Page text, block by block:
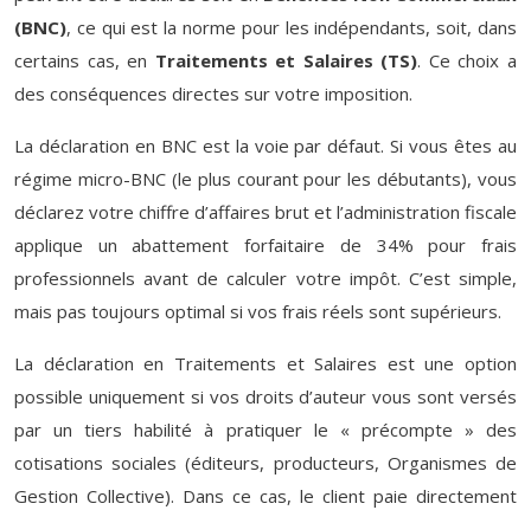
(BNC), ce qui est la norme pour les indépendants, soit, dans
certains cas, en Traitements et Salaires (TS). Ce choix a
des conséquences directes sur votre imposition.
La déclaration en BNC est la voie par défaut. Si vous êtes au
régime micro-BNC (le plus courant pour les débutants), vous
déclarez votre chiffre d’affaires brut et l’administration fiscale
applique un abattement forfaitaire de 34% pour frais
professionnels avant de calculer votre impôt. C’est simple,
mais pas toujours optimal si vos frais réels sont supérieurs.
La déclaration en Traitements et Salaires est une option
possible uniquement si vos droits d’auteur vous sont versés
par un tiers habilité à pratiquer le « précompte » des
cotisations sociales (éditeurs, producteurs, Organismes de
Gestion Collective). Dans ce cas, le client paie directement